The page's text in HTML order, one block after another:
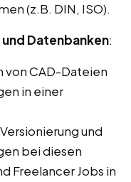
(z.B. DIN, ISO).
Datenbanken:
von CAD-Dateien
in einer
und
bei diesen
Freelancer Jobs in